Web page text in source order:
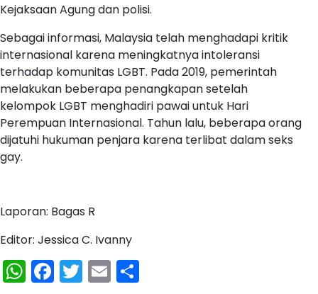
Kejaksaan Agung dan polisi.
Sebagai informasi, Malaysia telah menghadapi kritik
internasional karena meningkatnya intoleransi
terhadap komunitas LGBT. Pada 2019, pemerintah
melakukan beberapa penangkapan setelah
kelompok LGBT menghadiri pawai untuk Hari
Perempuan Internasional. Tahun lalu, beberapa orang
dijatuhi hukuman penjara karena terlibat dalam seks
gay.
Laporan: Bagas R
Editor: Jessica C. Ivanny
WhatsApp
Facebook
Twitter
Email